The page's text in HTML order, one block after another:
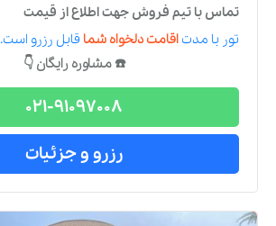
تماس با تیم فروش جهت اطلاع از قیمت
تور با مدتاقامت دلخواه شما قابل رزرو است.
☎️ مشاوره رایگان 👇
021-91097008
رزرو و جزئیات